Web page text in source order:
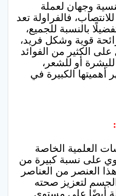
وجهان لعملة
فالفراولة تعد
بالنسبة للجميع،
قوية وشكل فريد،
على الكثير من الفوائد
أو للشعر،
أهميتها الكبيرة في
العلمية الخاصة
على نسبة كبيرة من
العنصر من العناصر
الجسم لتعزيز صحته
أيضًا على مستوى